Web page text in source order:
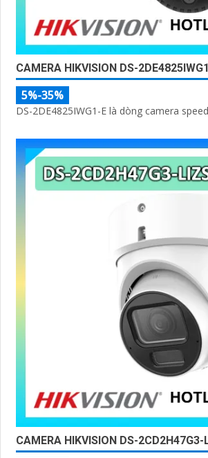
CAMERA HIKVISION DS-
5%-35%
DS-2DE4825IWG1-E là dòng camera
CAMERA HIKVISION DS-